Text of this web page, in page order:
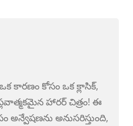
కారణం కోసం ఒక క్లాసిక్,
హారర్ చిత్రం! ఈ
అనుసరిస్తుంది,